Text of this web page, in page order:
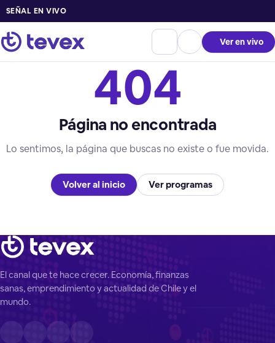
SEÑAL EN VIVO
Ver en vivo
404
Página no encontrada
Lo sentimos, la página que buscas no existe o fue movida.
Volver al inicio Ver programas
El canal que te hace crecer. Economía, finanzas
sanas, emprendimiento y actualidad de Chile y el
mundo.